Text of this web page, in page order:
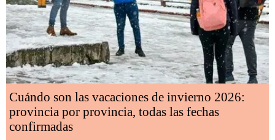
Cuándo son las vacaciones de invierno 2026:
provincia por provincia, todas las fechas
confirmadas